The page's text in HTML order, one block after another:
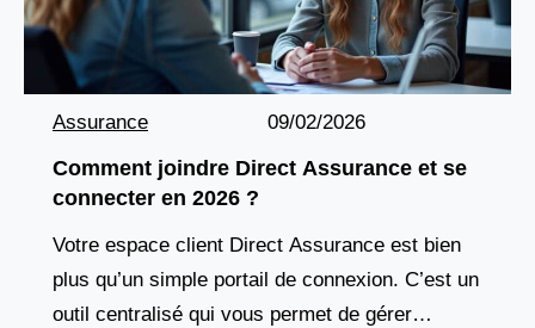
Assurance 09/02/2026
Comment joindre Direct Assurance et se
connecter en 2026 ?
Votre espace client Direct Assurance est bien
plus qu’un simple portail de connexion. C’est un
outil centralisé qui vous permet de gérer